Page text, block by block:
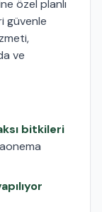
özel planlı
güvenle
ve
bitkileri